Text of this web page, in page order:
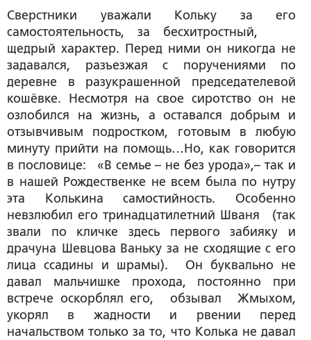
Сверстники уважали Кольку за его
самостоятельность, за бесхитростный,
щедрый характер. Перед ними он никогда не
задавался, разъезжая с поручениями по
деревне в разукрашенной председателевой
кошёвке. Несмотря на свое сиротство он не
озлобился на жизнь, а оставался добрым и
отзывчивым подростком, готовым в любую
минуту прийти на помощь…Но, как говорится
в пословице: «В семье – не без урода»,– так и
в нашей Рождественке не всем была по нутру
эта Колькина самостийность. Особенно
невзлюбил его тринадцатилетний Шваня (так
звали по кличке здесь первого забияку и
драчуна Шевцова Ваньку за не сходящие с его
лица ссадины и шрамы). Он буквально не
давал мальчишке прохода, постоянно при
встрече оскорблял его, обзывал Жмыхом,
укорял в жадности и рвении перед
начальством только за то, что Колька не давал